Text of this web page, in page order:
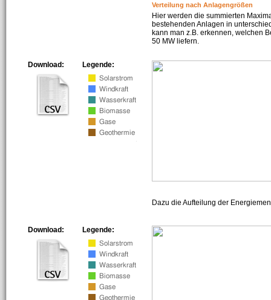
Verteilung nach Anlagengrößen
Hier werden die summierten
bestehenden Anlagen in
kann man z.B. erkennen, welchen
50 MW liefern.
Legende:
Download:
Dazu die Aufteilung der
Legende:
Download: